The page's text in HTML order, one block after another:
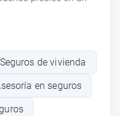
Seguros de vivienda
en seguros